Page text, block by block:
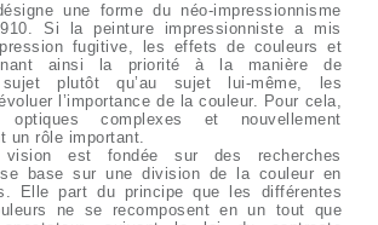
une forme du néo-impressionnisme
Si la peinture impressionniste a mis
fugitive, les effets de couleurs et
ainsi la priorité à la manière de
plutôt qu’au sujet lui-même, les
l’importance de la couleur. Pour cela,
optiques complexes et nouvellement
un rôle important.
est fondée sur des recherches
base sur une division de la couleur en
Elle part du principe que les différentes
ne se recomposent en un tout que